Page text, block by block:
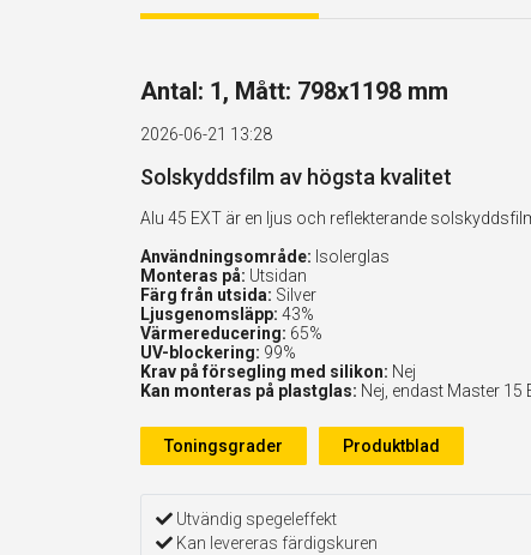
Antal: 1, Mått: 798x1198 mm
2026-06-21 13:28
Solskyddsfilm av högsta kvalitet
Alu 45 EXT är en ljus och reflekterande
Användningsområde: Isolerglas
Monteras på: Utsidan
Färg från utsida: Silver
Ljusgenomsläpp: 43%
Värmereducering: 65%
UV-blockering: 99%
Krav på försegling med silikon: Nej
Kan monteras på plastglas: Nej, endast Master 15
Toningsgrader Produktblad
Utvändig spegeleffekt
Kan levereras färdigskuren